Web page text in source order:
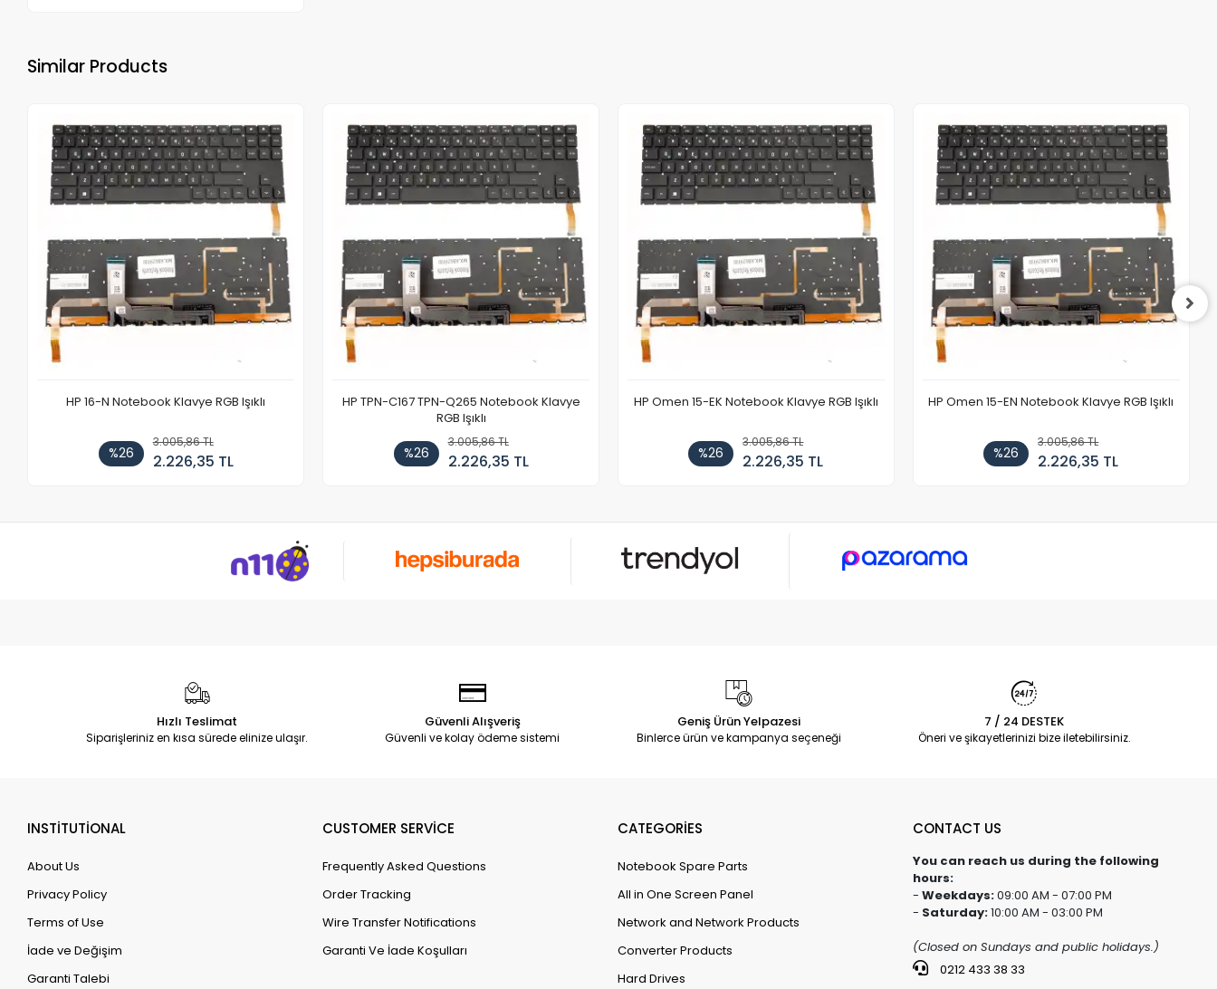
Similar Products
HP 16-N Notebook Klavye RGB Işıklı
%26
3.005,86 TL
2.226,35 TL
HP TPN-C167 TPN-Q265 Notebook Klavye
RGB Işıklı
%26
3.005,86 TL
2.226,35 TL
HP Omen 15-EK Notebook Klavye RGB Işıklı
%26
3.005,86 TL
2.226,35 TL
HP Omen 15-EN Notebook Klavye RGB Işıklı
%26
3.005,86 TL
2.226,35 TL
Hızlı Teslimat
Siparişleriniz en kısa sürede elinize ulaşır.
Güvenli Alışveriş
Güvenli ve kolay ödeme sistemi
Geniş Ürün Yelpazesi
Binlerce ürün ve kampanya seçeneği
7 / 24 DESTEK
Öneri ve şikayetlerinizi bize iletebilirsiniz.
INSTİTUTİONAL
About Us
Privacy Policy
Terms of Use
İade ve Değişim
Garanti Talebi
CUSTOMER SERVİCE
Frequently Asked Questions
Order Tracking
Wire Transfer Notifications
Garanti Ve İade Koşulları
CATEGORİES
Notebook Spare Parts
All in One Screen Panel
Network and Network Products
Converter Products
Hard Drives
CONTACT US
You can reach us during the following
hours:
- Weekdays:09:00 AM - 07:00 PM
- Saturday:10:00 AM - 03:00 PM
(Closed on Sundays and public holidays.)
0212 433 38 33